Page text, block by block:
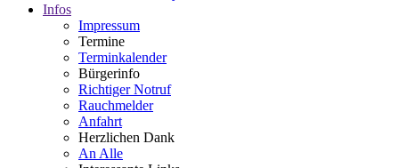
Infos
Impressum
Termine
Terminkalender
Bürgerinfo
Richtiger Notruf
Rauchmelder
Anfahrt
Herzlichen Dank
An Alle